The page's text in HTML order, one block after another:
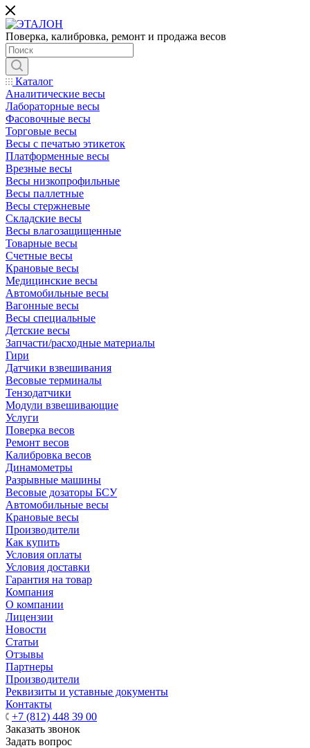
Поверка, калибровка, ремонт и продажа весов
Каталог
Аналитические весы
Лабораторные весы
Фасовочные весы
Торговые весы
Весы с печатью этикеток
Платформенные весы
Врезные весы
Весы низкопрофильные
Весы паллетные
Весы стержневые
Складские весы
Весы влагозащищенные
Товарные весы
Счетные весы
Крановые весы
Медицинские весы
Автомобильные весы
Вагонные весы
Весы специальные
Детские весы
Запчасти/расходные материалы
Гири
Датчики взвешивания
Весовые терминалы
Тензодатчики
Модули взвешивающие
Услуги
Поверка весов
Ремонт весов
Калибровка весов
Динамометры
Разрывные машины
Весовые дозаторы БСУ
Автомобильные весы
Крановые весы
Производители
Как купить
Условия оплаты
Условия доставки
Гарантия на товар
Компания
О компании
Лицензии
Новости
Статьи
Отзывы
Партнеры
Производители
Реквизиты и уставные документы
Контакты
+7 (812) 448 39 00
Заказать звонок
Задать вопрос